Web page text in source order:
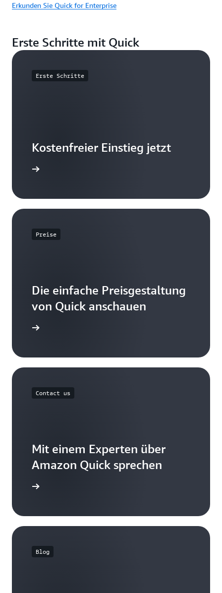
Erkunden Sie Quick for Enterprise
Erste Schritte mit Quick
Erste Schritte
Kostenfreier Einstieg jetzt
Preise
Die einfache Preisgestaltung
von Quick anschauen
Contact us
Mit einem Experten über
Amazon Quick sprechen
Blog